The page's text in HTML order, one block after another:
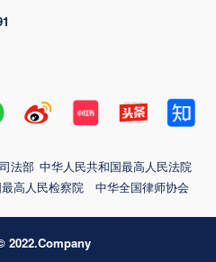
法部 中华人民共和国最高人民法院
高人民检察院
中华全国律师协会
2022.Company